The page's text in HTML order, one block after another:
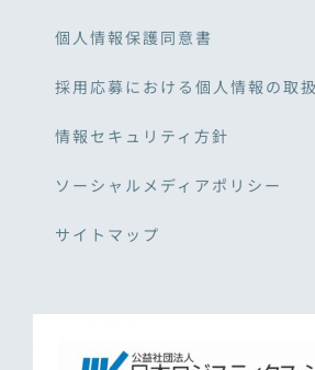
個人情報保護同意書
採用応募における個人情報の取
情報セキュリティ方針
ソーシャルメディアポリシー
サイトマップ